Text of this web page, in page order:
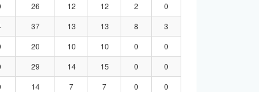
26 12 12 2
0
37 13 13 8
3
20 10 10 0
0
29 14 15 0
0
14 7 7 0
0